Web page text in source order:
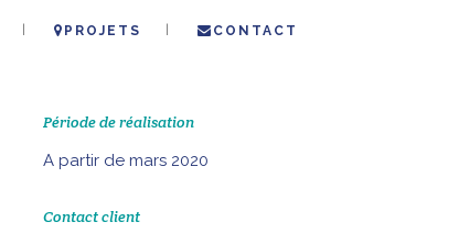
PROJETS CONTACT
Période de réalisation
A partir de mars 2020
Contact client